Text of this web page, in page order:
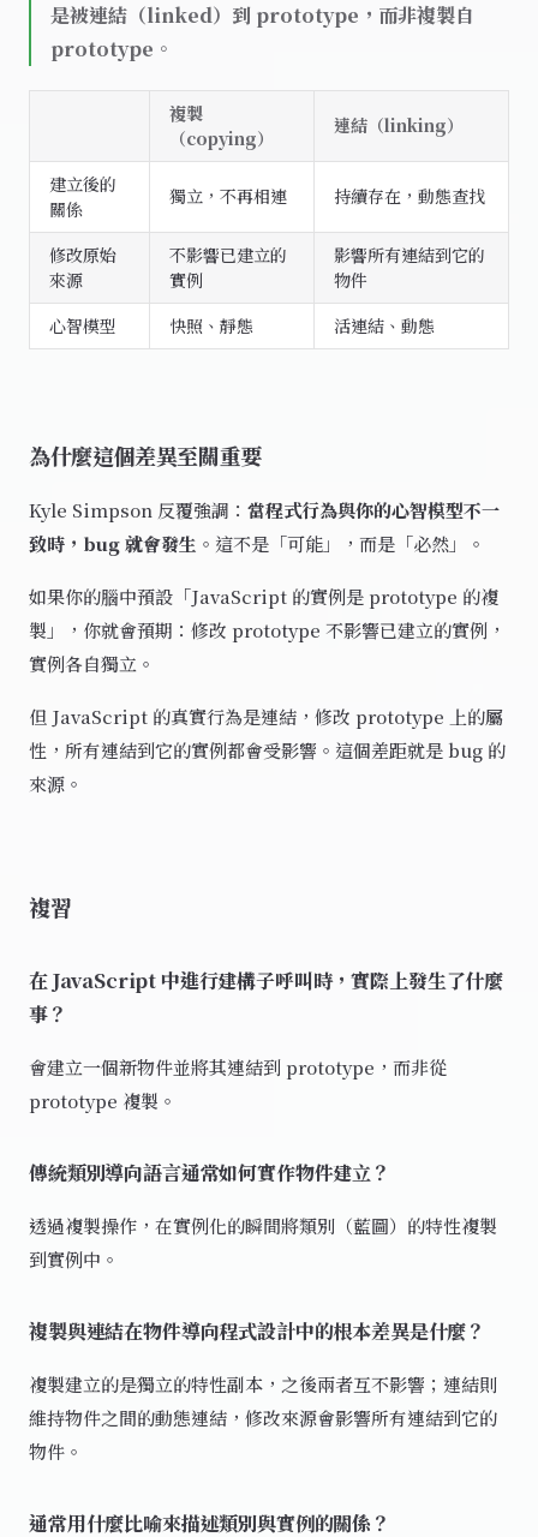
是被連結（linked）到 prototype，而非複製自
prototype。
複製
（copying）
連結（linking）
建立後的
關係
獨立，不再相連 持續存在，動態查找
修改原始
來源
不影響已建立的
實例
影響所有連結到它的
物件
心智模型
快照、靜態 活連結、動態
為什麼這個差異至關重要
Kyle Simpson 反覆強調： 當程式行為與你的心智模型不一
致時，bug 就會發生 。這不是「可能」，而是「必然」。
如果你的腦中預設「JavaScript 的實例是 prototype 的複
製」，你就會預期：修改 prototype 不影響已建立的實例，
實例各自獨立。
但 JavaScript 的真實行為是連結，修改 prototype 上的屬
性，所有連結到它的實例都會受影響。這個差距就是 bug 的
來源。
複習
在 JavaScript 中進行建構子呼叫時，實際上發生了什麼
事？
會建立一個新物件並將其連結到 prototype，而非從
prototype 複製。
傳統類別導向語言通常如何實作物件建立？
透過複製操作，在實例化的瞬間將類別（藍圖）的特性複製
到實例中。
複製與連結在物件導向程式設計中的根本差異是什麼？
複製建立的是獨立的特性副本，之後兩者互不影響；連結則
維持物件之間的動態連結，修改來源會影響所有連結到它的
物件。
通常用什麼比喻來描述類別與實例的關係？